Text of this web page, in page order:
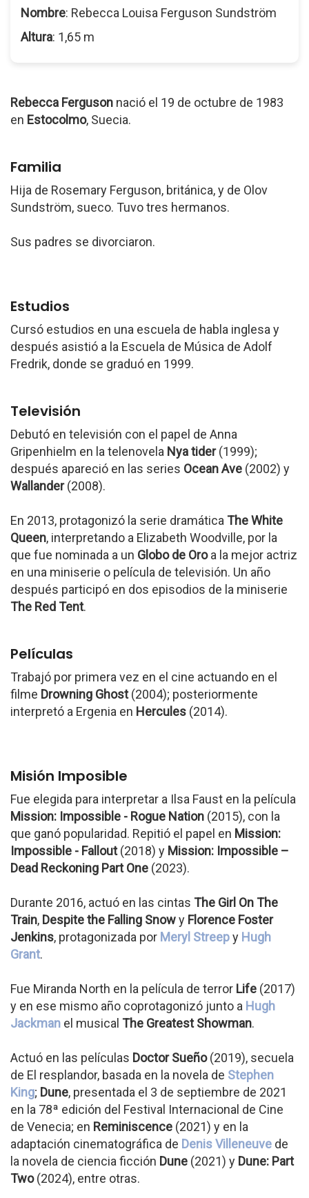
Nombre: Rebecca Louisa Ferguson Sundström
Altura: 1,65 m
Rebecca Ferguson nació el 19 de octubre de 1983
en Estocolmo, Suecia.
Familia
Hija de Rosemary Ferguson, británica, y de Olov
Sundström, sueco. Tuvo tres hermanos.
Sus padres se divorciaron.
Estudios
Cursó estudios en una escuela de habla inglesa y
después asistió a la Escuela de Música de Adolf
Fredrik, donde se graduó en 1999.
Televisión
Debutó en televisión con el papel de Anna
Gripenhielm en la telenovela Nya tider(1999);
después apareció en las series Ocean Ave (2002) y
Wallander(2008).
En 2013, protagonizó la serie dramática The White
Queen, interpretando a Elizabeth Woodville, por la
que fue nominada a un Globo de Oroa la mejor actriz
en una miniserie o película de televisión. Un año
después participó en dos episodios de la miniserie
The Red Tent.
Películas
Trabajó por primera vez en el cine actuando en el
filme Drowning Ghost(2004); posteriormente
interpretó a Ergenia en Hercules (2014).
Misión Imposible
Fue elegida para interpretar a Ilsa Faust en la película
Mission: Impossible - Rogue Nation (2015), con la
que ganó popularidad. Repitió el papel en Mission:
Impossible - Fallout(2018) y Mission: Impossible –
Dead Reckoning Part One (2023).
Durante 2016, actuó en las cintas The Girl On The
Train, Despite the Falling Snowy Florence Foster
Jenkins, protagonizada por Meryl Streepy Hugh
Grant.
Fue Miranda North en la película de terror Life (2017)
y en ese mismo año coprotagonizó junto a Hugh
Jackman el musical The Greatest Showman.
Actuó en las películas Doctor Sueño(2019), secuela
de El resplandor, basada en la novela de Stephen
King; Dune, presentada el 3 de septiembre de 2021
en la 78ª edición del Festival Internacional de Cine
de Venecia; en Reminiscence (2021) y en la
adaptación cinematográfica de Denis Villeneuve de
la novela de ciencia ficción Dune (2021) y Dune: Part
Two(2024), entre otras.